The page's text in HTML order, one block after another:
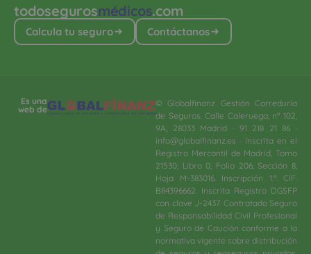
todosegurosmédicos.com
Calcula tu seguro Contáctanos
Es una
web de
© Globalfinanz Gestión Correduría
de Seguros. Calle Caleruega, nº 102,
9A, 28033 Madrid · 91 218 21 86 ·
info@globalfinanz.es · Inscrita en el
Registro Mercantil de Madrid, Tomo
21530, Libro 0, Folio 206, Sección 8,
Hoja M-383016. Inscripción 1.ª. CIF.
B84396662. Inscrita Registro DGSFP
con clave J-2437. Contratado Seguro
de Responsabilidad Civil Profesional
y Seguro de Caución conforme a la
normativa vigente sobre distribución